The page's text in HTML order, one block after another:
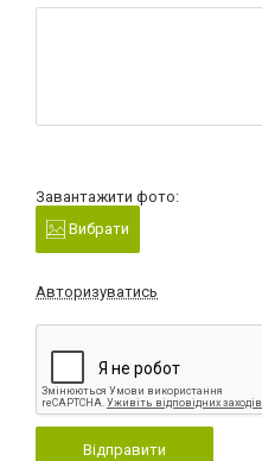
Завантажити фото:
Вибрати
Авторизуватись
Відправити